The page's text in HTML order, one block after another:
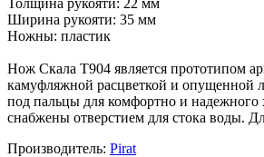
Толщина рукояти: 22 мм
Ширина рукояти: 35 мм
Ножны: пластик
Нож Скала T904 является прототипом
камуфляжной расцветкой и опущенной
под пальцы для комфортно и надежного
снабжены отверстием для стока воды.
Производитель: Pirat